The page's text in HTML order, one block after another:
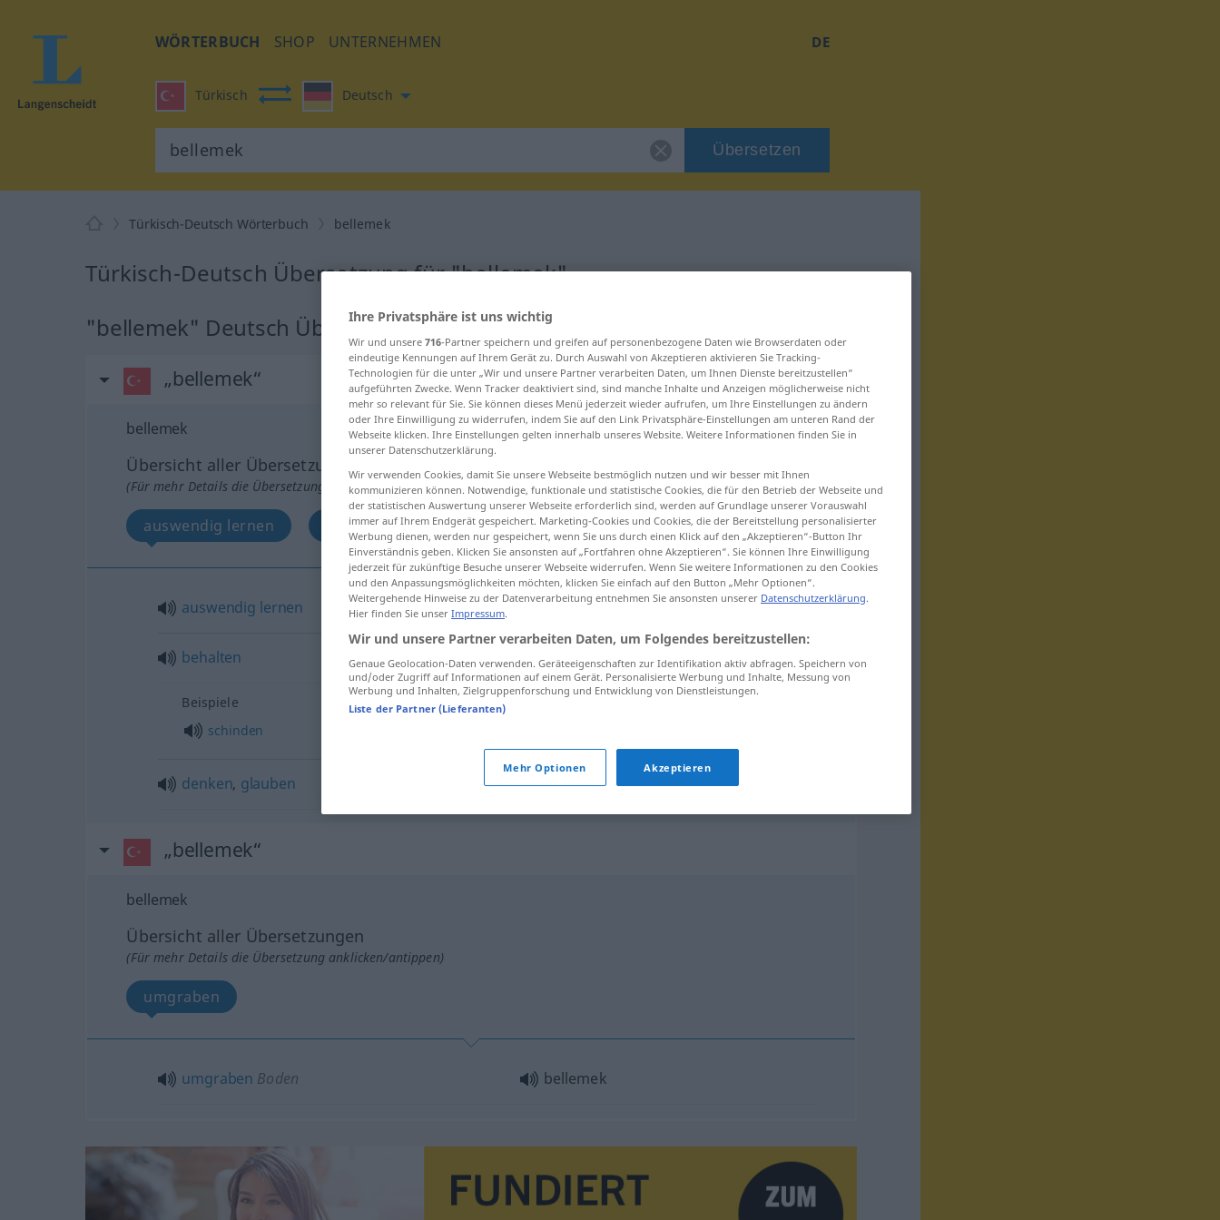
WÖRTERBUCH SHOP UNTERNEHMEN DE
Türkisch Deutsch
Übersetzen
Türkisch-Deutsch Wörterbuch bellemek
Türkisch-Deutsch Übersetzung für "bellemek"
"bellemek" Deutsch Übersetzung
„bellemek“
bellemek
Übersicht aller Übersetzungen
(Für mehr Details die Übersetzung anklicken/antippen)
auswendig lernen behalten denken, glauben
auswendig lernen bellemek
behalten bellemek
Beispiele
schinden
denken, glauben bellemek
„bellemek“
bellemek
Übersicht aller Übersetzungen
(Für mehr Details die Übersetzung anklicken/antippen)
umgraben
umgraben Boden bellemek
Ihre Privatsphäre ist uns wichtig
Wir und unsere 716-Partner speichern und greifen auf personenbezogene Daten wie Browserdaten oder
eindeutige Kennungen auf Ihrem Gerät zu. Durch Auswahl von Akzeptieren aktivieren Sie Tracking-
Technologien für die unter „Wir und unsere Partner verarbeiten Daten, um Ihnen Dienste bereitzustellen“
aufgeführten Zwecke. Wenn Tracker deaktiviert sind, sind manche Inhalte und Anzeigen möglicherweise nicht
mehr so relevant für Sie. Sie können dieses Menü jederzeit wieder aufrufen, um Ihre Einstellungen zu ändern
oder Ihre Einwilligung zu widerrufen, indem Sie auf den Link Privatsphäre-Einstellungen am unteren Rand der
Webseite klicken. Ihre Einstellungen gelten innerhalb unseres Website. Weitere Informationen finden Sie in
unserer Datenschutzerklärung.
Wir verwenden Cookies, damit Sie unsere Webseite bestmöglich nutzen und wir besser mit Ihnen
kommunizieren können. Notwendige, funktionale und statistische Cookies, die für den Betrieb der Webseite und
der statistischen Auswertung unserer Webseite erforderlich sind, werden auf Grundlage unserer Vorauswahl
immer auf Ihrem Endgerät gespeichert. Marketing-Cookies und Cookies, die der Bereitstellung personalisierter
Werbung dienen, werden nur gespeichert, wenn Sie uns durch einen Klick auf den „Akzeptieren“-Button Ihr
Einverständnis geben. Klicken Sie ansonsten auf „Fortfahren ohne Akzeptieren“. Sie können Ihre Einwilligung
jederzeit für zukünftige Besuche unserer Webseite widerrufen. Wenn Sie weitere Informationen zu den Cookies
und den Anpassungsmöglichkeiten möchten, klicken Sie einfach auf den Button „Mehr Optionen“.
Weitergehende Hinweise zu der Datenverarbeitung entnehmen Sie ansonsten unserer Datenschutzerklärung.
Hier finden Sie unser Impressum.
Wir und unsere Partner verarbeiten Daten, um Folgendes bereitzustellen:
Genaue Geolocation-Daten verwenden. Geräteeigenschaften zur Identifikation aktiv abfragen. Speichern von
und/oder Zugriff auf Informationen auf einem Gerät. Personalisierte Werbung und Inhalte, Messung von
Werbung und Inhalten, Zielgruppenforschung und Entwicklung von Dienstleistungen.
Liste der Partner (Lieferanten)
Mehr Optionen Akzeptieren